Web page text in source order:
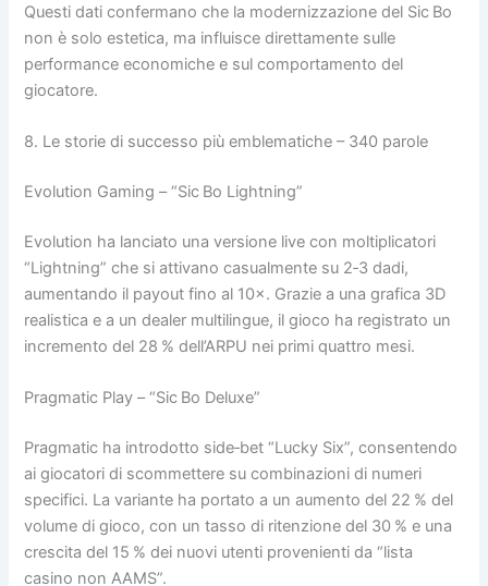
Questi dati confermano che la modernizzazione del Sic Bo
non è solo estetica, ma influisce direttamente sulle
performance economiche e sul comportamento del
giocatore.
8. Le storie di successo più emblematiche – 340 parole
Evolution Gaming – “Sic Bo Lightning”
Evolution ha lanciato una versione live con moltiplicatori
“Lightning” che si attivano casualmente su 2‑3 dadi,
aumentando il payout fino al 10×. Grazie a una grafica 3D
realistica e a un dealer multilingue, il gioco ha registrato un
incremento del 28 % dell’ARPU nei primi quattro mesi.
Pragmatic Play – “Sic Bo Deluxe”
Pragmatic ha introdotto side‑bet “Lucky Six”, consentendo
ai giocatori di scommettere su combinazioni di numeri
specifici. La variante ha portato a un aumento del 22 % del
volume di gioco, con un tasso di ritenzione del 30 % e una
crescita del 15 % dei nuovi utenti provenienti da “lista
casino non AAMS”.